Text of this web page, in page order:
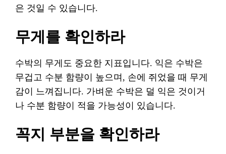
은 것일 수 있습니다.
무게를 확인하라
수박의 무게도 중요한 지표입니다. 익은 수박은
무겁고 수분 함량이 높으며, 손에 쥐었을 때 무게
감이 느껴집니다. 가벼운 수박은 덜 익은 것이거
나 수분 함량이 적을 가능성이 있습니다.
꼭지 부분을 확인하라